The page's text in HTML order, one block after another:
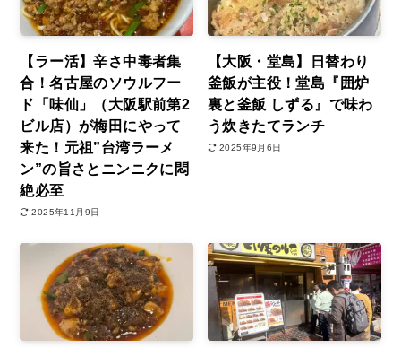
【ラー活】辛さ中毒者集
合！名古屋のソウルフー
ド「味仙」（大阪駅前第2
ビル店）が梅田にやって
来た！元祖”台湾ラーメ
ン”の旨さとニンニクに悶
絶必至
2025年11月9日
【大阪・堂島】日替わり
釜飯が主役！堂島『囲炉
裏と釜飯 しずる』で味わ
う炊きたてランチ
2025年9月6日